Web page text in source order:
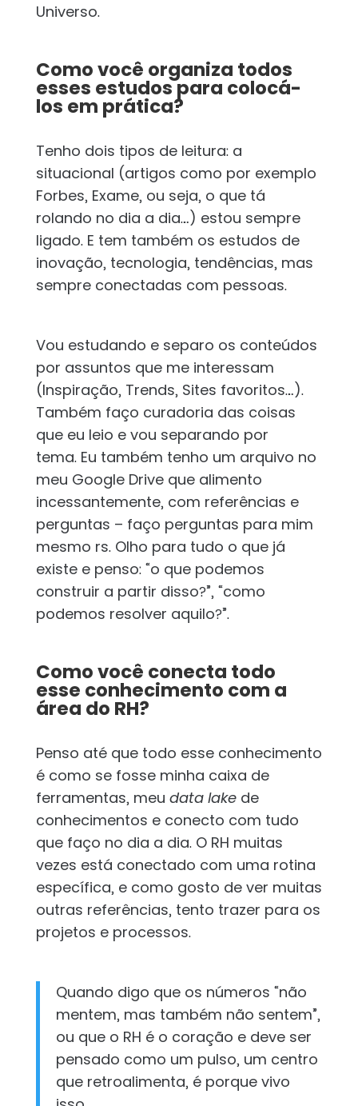
Universo.
Como você organiza todos
esses estudos para colocá-
los em prática?
Tenho dois tipos de leitura: a
situacional (artigos como por exemplo
Forbes, Exame, ou seja, o que tá
rolando no dia a dia…) estou sempre
ligado. E tem também os estudos de
inovação, tecnologia, tendências, mas
sempre conectadas com pessoas.
Vou estudando e separo os conteúdos
por assuntos que me interessam
(Inspiração, Trends, Sites favoritos…).
Também faço curadoria das coisas
que eu leio e vou separando por
tema. Eu também tenho um arquivo no
meu Google Drive que alimento
incessantemente, com referências e
perguntas – faço perguntas para mim
mesmo rs. Olho para tudo o que já
existe e penso: “o que podemos
construir a partir disso?”, “como
podemos resolver aquilo?”.
Como você conecta todo
esse conhecimento com a
área do RH?
Penso até que todo esse conhecimento
é como se fosse minha caixa de
ferramentas, meu data lakede
conhecimentos e conecto com tudo
que faço no dia a dia. O RH muitas
vezes está conectado com uma rotina
específica, e como gosto de ver muitas
outras referências, tento trazer para os
projetos e processos.
Quando digo que os números “não
mentem, mas também não sentem”,
ou que o RH é o coração e deve ser
pensado como um pulso, um centro
que retroalimenta, é porque vivo